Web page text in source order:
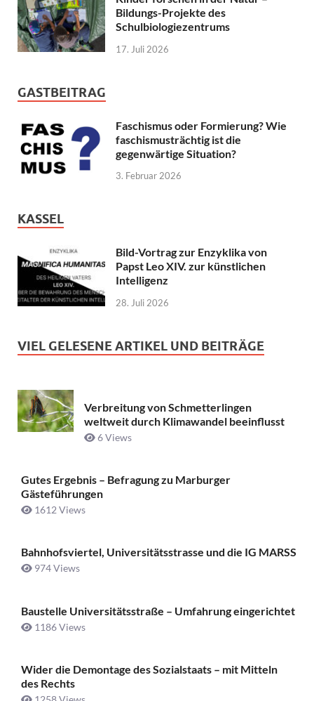
Bildungs-Projekte des
Schulbiologiezentrums
17. Juli 2026
GASTBEITRAG
Faschismus oder Formierung? Wie
faschismusträchtig ist die
gegenwärtige Situation?
3. Februar 2026
KASSEL
Bild-Vortrag zur Enzyklika von
Papst Leo XIV. zur künstlichen
Intelligenz
28. Juli 2026
VIEL GELESENE ARTIKEL UND BEITRÄGE
Verbreitung von Schmetterlingen
weltweit durch Klimawandel beeinflusst
6 Views
Gutes Ergebnis – Befragung zu Marburger
Gästeführungen
1612 Views
Bahnhofsviertel, Universitätsstrasse und die IG MARSS
974 Views
Baustelle Universitätsstraße ­– Umfahrung eingerichtet
1186 Views
Wider die Demontage des Sozialstaats – mit Mitteln
des Rechts